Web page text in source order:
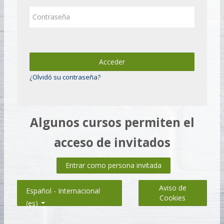
Acceder
¿Olvidó su contraseña?
Algunos cursos permiten el
acceso de invitados
Entrar como persona invitada
Español - Internacional
‎(es)‎
Aviso de
Cookies